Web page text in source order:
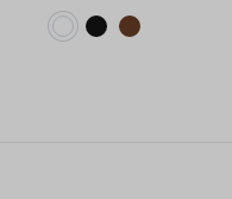
Verfügbare